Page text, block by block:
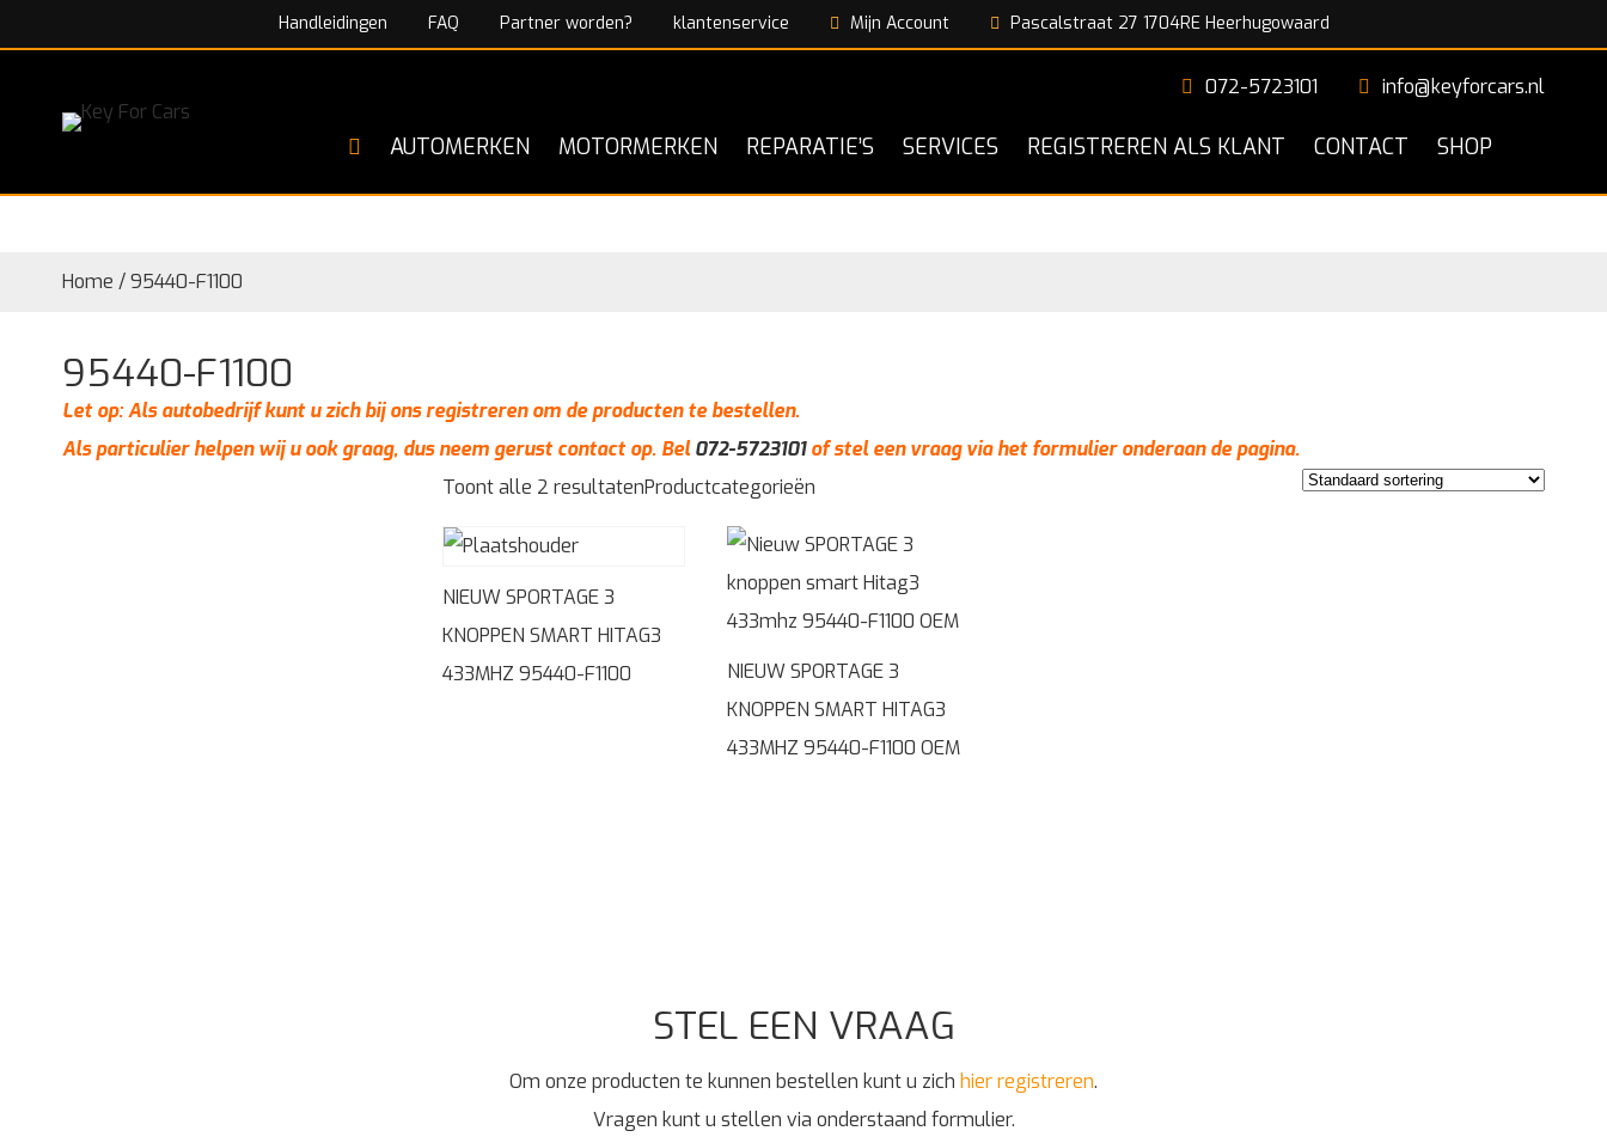
Handleidingen FAQ Partner worden? klantenservice Mijn Account Pascalstraat 27 1704RE Heerhugowaard
072-5723101 info@keyforcars.nl
AUTOMERKEN MOTORMERKEN REPARATIE’S SERVICES REGISTREREN ALS KLANT CONTACT SHOP
Home /95440-F1100
95440-F1100
Let op: Als autobedrijf kunt u zich bij ons registreren om de producten te bestellen.
Als particulier helpen wij u ook graag, dus neem gerust contact op. Bel072-5723101of stel een vraag via het formulier onderaan de pagina.
Productcategorieën
Toont alle 2 resultaten
NIEUW SPORTAGE 3
KNOPPEN SMART HITAG3
433MHZ 95440-F1100
NIEUW SPORTAGE 3
KNOPPEN SMART HITAG3
433MHZ 95440-F1100 OEM
STEL EEN VRAAG
Om onze producten te kunnen bestellen kunt u zich hier registreren.
Vragen kunt u stellen via onderstaand formulier.